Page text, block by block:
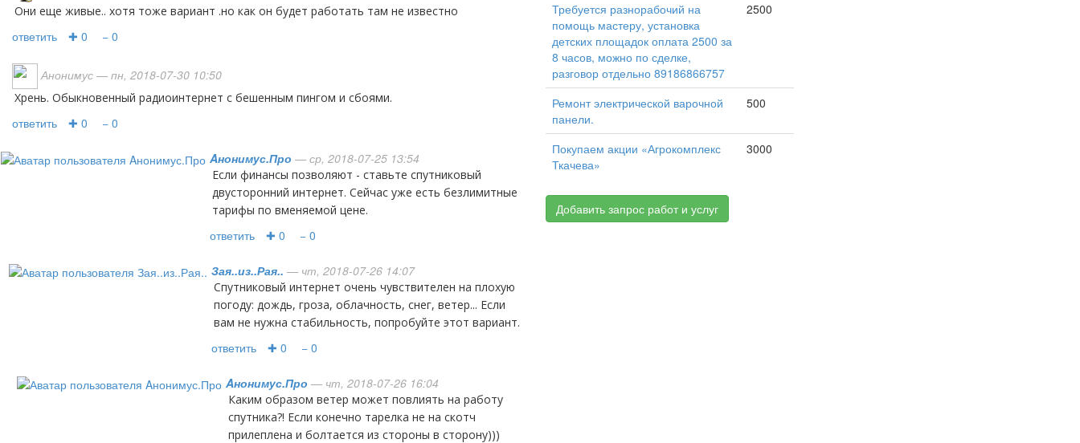
они еще живые.. хотя тоже вариант .но как он будет работать там не известно
ответить ✚ 0 − 0
Анонимус — пн, 2018-07-30 10:50
Хрень. Обыкновенный радиоинтернет с бешенным пингом и сбоями.
ответить ✚ 0 − 0
Aнонимус.Про — ср, 2018-07-25 13:54
Если финансы позволяют - ставьте спутниковый
двусторонний интернет. Сейчас уже есть безлимитные
тарифы по вменяемой цене.
ответить ✚ 0 − 0
Зая..из..Рая.. — чт, 2018-07-26 14:07
Спутниковый интернет очень чувствителен на плохую
погоду: дождь, гроза, облачность, снег, ветер... Если
вам не нужна стабильность, попробуйте этот вариант.
ответить ✚ 0 − 0
Aнонимус.Про — чт, 2018-07-26 16:04
Каким образом ветер может повлиять на работу
спутника?! Если конечно тарелка не на скотч
прилеплена и болтается из стороны в сторону)))
Требуется разнорабочий на
помощь мастеру, установка
детских площадок оплата 2500 за
8 часов, можно по сделке,
разговор отдельно 89186866757
2500
Ремонт электрической варочной
панели.
500
Покупаем акции «Агрокомплекс
Ткачева»
3000
Добавить запрос работ и услуг